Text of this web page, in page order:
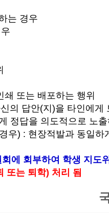
는 경우
또는 배포하는 행위
의 답안(지)을 타인에게
정답을 의도적으로 노출
우) : 현장적발과 동일하
에 회부하여 학생 지도
또는 퇴학) 처리 됨